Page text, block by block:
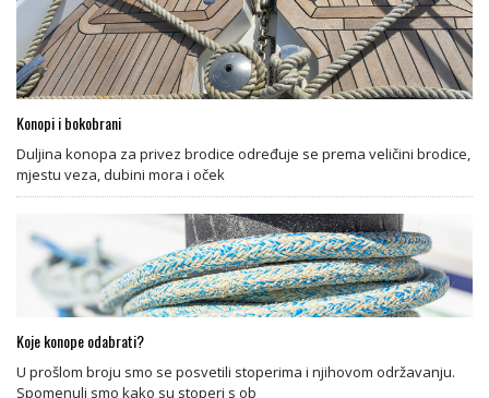
Konopi i bokobrani
Duljina konopa za privez brodice određuje se prema veličini brodice,
mjestu veza, dubini mora i oček
Koje konope odabrati?
U prošlom broju smo se posvetili stoperima i njihovom održavanju.
Spomenuli smo kako su stoperi s ob